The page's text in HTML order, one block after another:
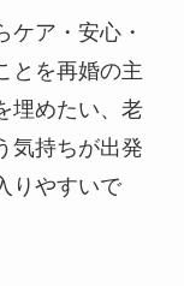
ケア・安心・
とを再婚の主
埋めたい、老
気持ちが出発
りやすいで